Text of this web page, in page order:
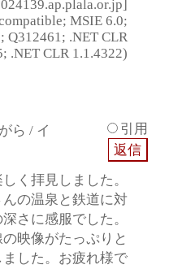
MSIE 6.0;
Q312461; .NET CLR
.NET CLR 1.1.4322)
ら / イ
引用
く拝見しました。
の温泉と鉄道に対
さに感服でした。
映像がたっぷりと
した。お疲れ様で